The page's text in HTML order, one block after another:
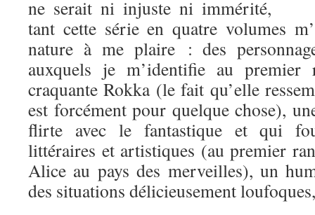
ne serait ni injuste ni immérité,
tant cette série en quatre volumes
nature à me plaire : des
auxquels je m’identifie au premier
craquante Rokka (le fait qu’elle
est forcément pour quelque chose),
flirte avec le fantastique et qui
littéraires et artistiques (au premier
Alice au pays des merveilles), un
des situations délicieusement